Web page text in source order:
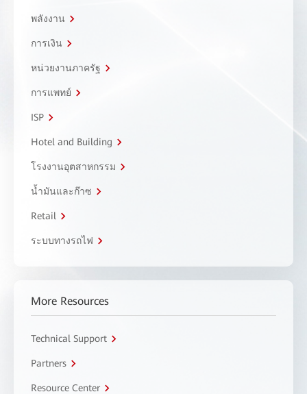
พลังงาน
การเงิน
หน่วยงานภาครัฐ
การแพทย์
ISP
Hotel and Building
โรงงานอุตสาหกรรม
น้ำมันและก๊าซ
Retail
ระบบทางรถไฟ
More Resources
Technical Support
Partners
Resource Center